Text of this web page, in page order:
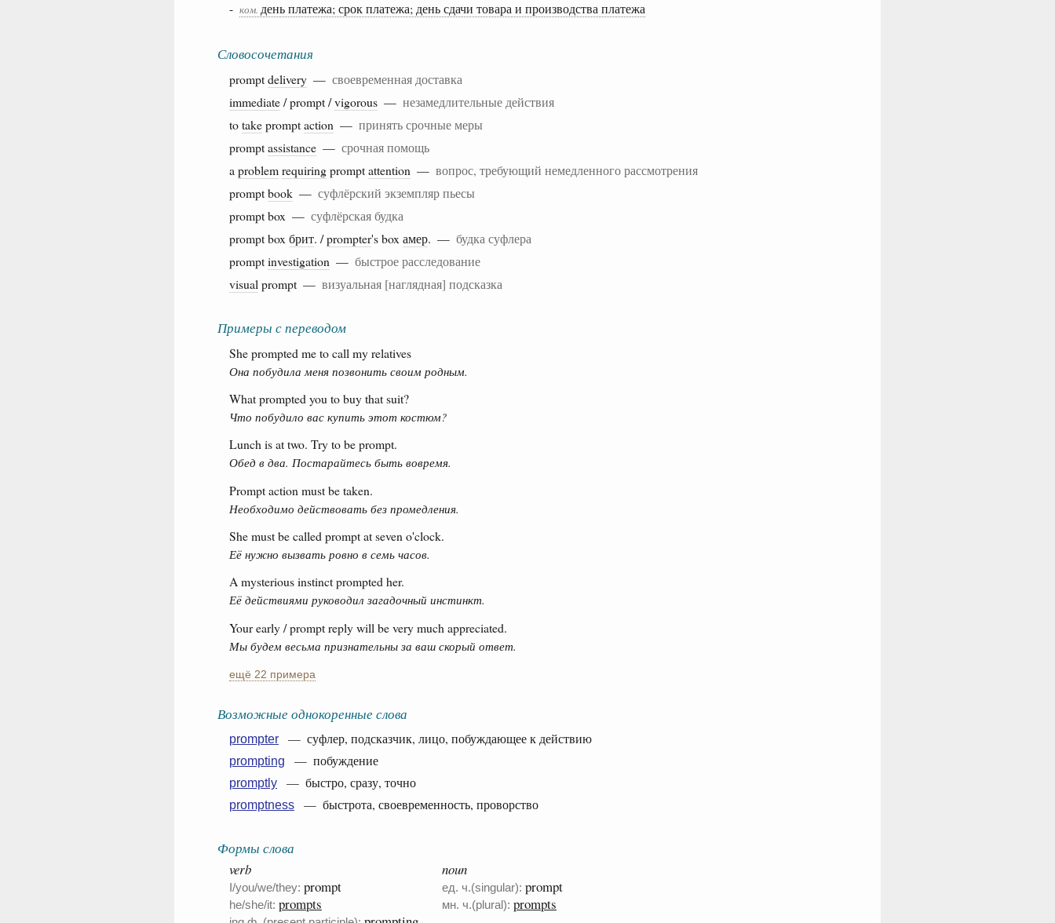
- ком. день платежа; срок платежа; день сдачи товара и производства платежа
Словосочетания
promptdelivery — своевременная доставка
immediate/ prompt /vigorous — незамедлительные действия
totakepromptaction — принять срочные меры
promptassistance — срочная помощь
a problemrequiringpromptattention — вопрос, требующий немедленного рассмотрения
promptbook — суфлёрский экземпляр пьесы
prompt box — суфлёрская будка
prompt box брит. /prompter's box амер. — будка суфлера
promptinvestigation — быстрое расследование
visual prompt — визуальная [наглядная] подсказка
Примеры с переводом
She prompted me to call my relatives
Она побудила меня позвонить своим родным.
What prompted you to buy that suit?
Что побудило вас купить этот костюм?
Lunch is at two. Try to be prompt.
Обед в два. Постарайтесь быть вовремя.
Prompt action must be taken.
Необходимо действовать без промедления.
She must be called prompt at seven o'clock.
Её нужно вызвать ровно в семь часов.
A mysterious instinct prompted her.
Её действиями руководил загадочный инстинкт.
Your early / prompt reply will be very much appreciated.
Мы будем весьма признательны за ваш скорый ответ.
ещё 22 примера
Возможные однокоренные слова
prompter — суфлер, подсказчик, лицо, побуждающее к действию
prompting — побуждение
promptly — быстро, сразу, точно
promptness — быстрота, своевременность, проворство
Формы слова
verb
I/you/we/they: prompt
he/she/it: prompts
noun
ед. ч.(singular): prompt
мн. ч.(plural): prompts